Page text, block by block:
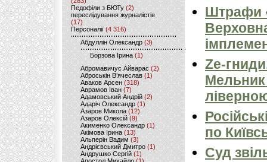
Педофіли з БЮТу (2)
переслідування журналістів
(17)
Персоналії (4 316)
Абдуллін Олександр (3)
Борзова Ірина(1)
Абромавичус Айварас (2)
Аброськін В’ячеслав(1)
Аваков Арсен (318)
Аврамов Іван (7)
Адамовський Андрій(2)
Адаріч Олександр (1)
Азаров Микола (12)
Азаров Олексій (9)
Акименко Олександр(1)
Акімова Ірина(13)
Альперін Вадим (3)
Андрієвський Дмитро(1)
Андрушко Сергій(1)
Штрафи
Ze-
по
Суд